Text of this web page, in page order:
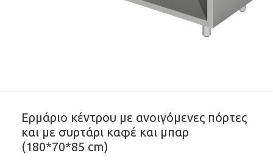
Ερμάριο κέντρου με ανοιγόμενες πόρτες
και με συρτάρι καφέ και μπαρ
(180*70*85 cm)